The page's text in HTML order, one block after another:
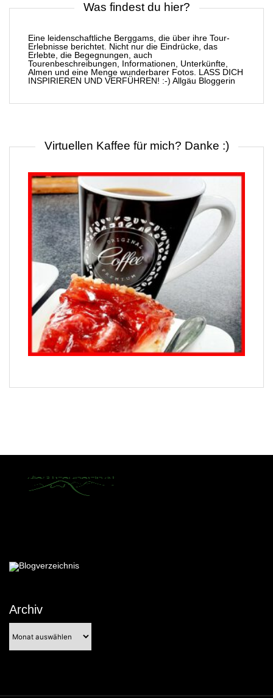
Was findest du hier?
Eine leidenschaftliche Berggams, die über ihre Tour-
Erlebnisse berichtet. Nicht nur die Eindrücke, das
Erlebte, die Begegnungen, auch
Tourenbeschreibungen, Informationen, Unterkünfte,
Almen und eine Menge wunderbarer Fotos. LASS DICH
INSPIRIEREN UND VERFÜHREN! :-) Allgäu Bloggerin
Virtuellen Kaffee für mich? Danke :)
Archiv